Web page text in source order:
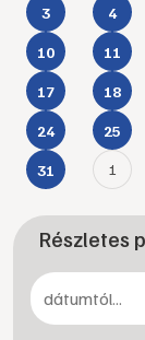
3 4
10 11
17 18
24 25
31 1
Részletes